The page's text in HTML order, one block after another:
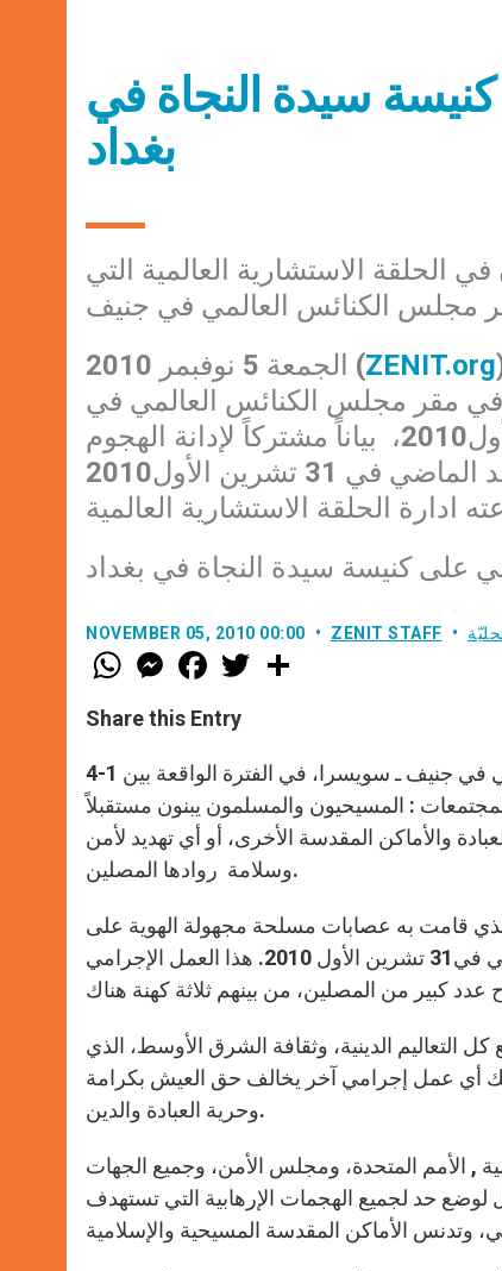
كنيسة سيدة النجاة في
بغداد
الاستشارية العالمية التي
مجلس الكنائس العالمي في جنيف
الجمعة 5 نوفبمر 2010 (ZENIT.orgوباحثون
في مقر مجلس الكنائس العالمي في
جنيف ـ سويسرا، في الفترة الواقعة بين 1-4 تشرين الأول2010، بياناً مشتركاً لإدانة الهجوم
الإجرامي على كنيسة سيدة النجاة في بغداد يوم الأحد الماضي في 31 تشرين الأول2010
على كنيسة سيدة النجاة في بغداد
NOVEMBER 05, 2010 00:00 ZENIT STAFF
W
h
t
s
p
p
M
e
s
e
g
e
r
F
a
e
b
o
k
w
r
Share this Entry
إن المسلمين والمسيحيين المجتمعين في مقر مجلس الكنائس العالمي في جنيف ـ سويسرا، في الفترة الواقعة بين 1-4
تغيير المجتمعات : المسيحيون والمسلمون يبنون مستقبلاً
والأماكن المقدسة الأخرى، أو أي تهديد لأمن
وسلامة روادها المصلين.
قامت به عصابات مسلحة مجهولة الهوية على
كنيسة سيدة النجاة، التي تقع في حي الكرادة في بغداد، يوم الأحد الماضي في31 تشرين الأول 2010. هذا العمل الإجرامي
التعاليم الدينية، وثقافة الشرق الأوسط، الذي
أي عمل إجرامي آخر يخالف حق العيش بكرامة
وحرية العبادة والدين.
, الأمم المتحدة، ومجلس الأمن، وجميع الجهات
لوضع حد لجميع الهجمات الإرهابية التي تستهدف